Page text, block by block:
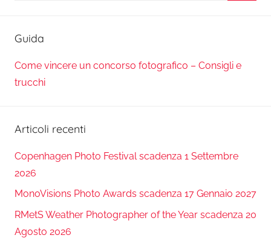
Guida
Come vincere un concorso fotografico – Consigli e
trucchi
Articoli recenti
Copenhagen Photo Festival scadenza 1 Settembre
2026
MonoVisions Photo Awards scadenza 17 Gennaio 2027
RMetS Weather Photographer of the Year scadenza 20
Agosto 2026